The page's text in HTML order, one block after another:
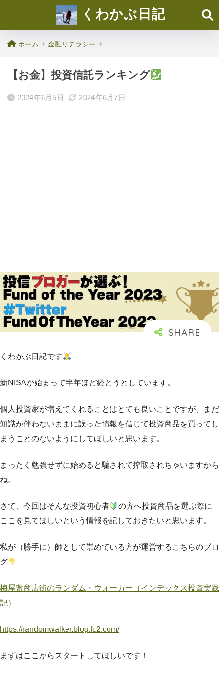
くわかぶ日記
ホーム 金融リテラシー
【お金】投資信託ランキング
2024年6月5日 2024年6月7日
くわかぶ日記です
新NISAが始まって半年ほど経とうとしています。
個人投資家が増えてくれることはとても良いことですが、まだ
知識が伴わないままに誤った情報を信じて投資商品を買ってし
まうことのないようにしてほしいと思います。
まったく勉強せずに始めると騙されて搾取されちゃいますから
ね。
さて、今回はそんな投資初心者
の方へ投資商品を選ぶ際に
ここを見てほしいという情報を記しておきたいと思います。
私が（勝手に）師として崇めている方が運営するこちらのブロ
グ
梅屋敷商店街のランダム・ウォーカー（インデックス投資実践
記）
https://randomwalker.blog.fc2.com/
まずはここからスタートしてほしいです！